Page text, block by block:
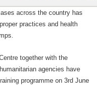
across the country has
practices and health
together with the
agencies have
programme on 3rd June